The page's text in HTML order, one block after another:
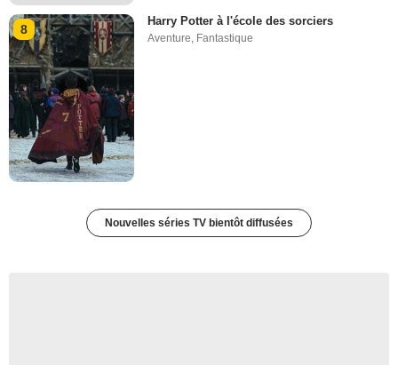
8
Harry Potter à l'école des sorciers
Aventure, Fantastique
Nouvelles séries TV bientôt diffusées